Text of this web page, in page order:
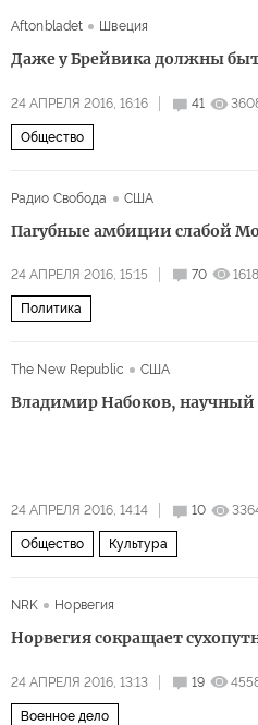
Aftonbladet Швеция
Даже у Брейвика должны
24 АПРЕЛЯ 2016, 16:16 41
Общество
Радио Свобода США
Пагубные амбиции слабой
24 АПРЕЛЯ 2016, 15:15 70
Политика
The New Republic США
Владимир Набоков, научный
24 АПРЕЛЯ 2016, 14:14 10
Общество Культура
NRK Норвегия
Норвегия сокращает
24 АПРЕЛЯ 2016, 13:13 19
Военное дело